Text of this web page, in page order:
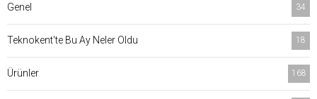
Genel 34
Teknokent'te Bu Ay Neler Oldu 18
Ürünler 168